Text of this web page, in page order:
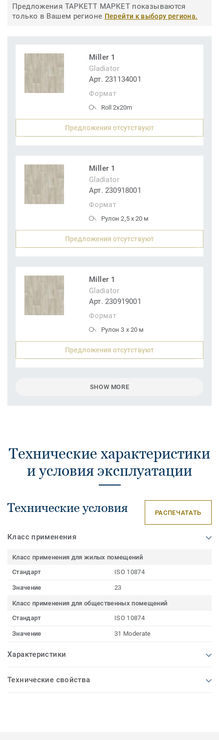
Предложения ТАРКЕТТ МАРКЕТ показываются
только в Вашем регионе Перейти к выбору региона.
Miller 1
Gladiator
Арт. 231134001
Формат
Roll 2x20m
Предложения отсутствуют
Miller 1
Gladiator
Арт. 230918001
Формат
Рулон 2,5 x 20 м
Предложения отсутствуют
Miller 1
Gladiator
Арт. 230919001
Формат
Рулон 3 x 20 м
Предложения отсутствуют
SHOW MORE
Технические характеристики
и условия эксплуатации
Технические условия РАСПЕЧАТАТЬ
Класс применения
Класс применения для жилых помещений
Стандарт
ISO 10874
Значение 23
Класс применения для общественных помещений
Стандарт
ISO 10874
Значение 31 Moderate
Характеристики
Технические свойства